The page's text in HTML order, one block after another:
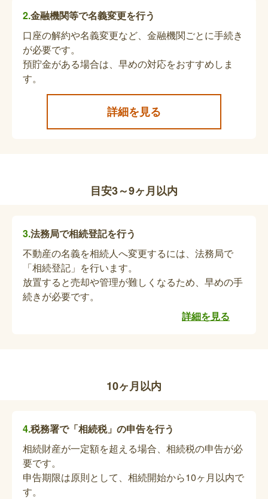
なった場合は、申請取下書を提出してください。
酸素濃縮器利用助成受給者異動届、調査票、
事務手続きに係る届出書の提出
亡くなった方が助成を受けていた場合は、受給者異
動届、調査票、事務手続きに係る届出書を提出して
ください。助成の決定の通知を受けた月から助成金
障害者日常生活用具の申請をしていた方が支給決定
補助犬飼育費等助成の資格喪失届の提出、未
支給助成金の請求
補助犬の飼育に要する費用の一部の助成を受けてい
た場合、資格喪失届の提出をし、喪失日の翌月に属
施設に用意してあります。
児童扶養手当の受給者死亡届の提出（受給者
が亡くなった場合）
金融機関等で名義変更を行う
口座の解約や名義変更など、金融機関ごとに手続き
が必要です。
預貯金がある場合は、早めの対応をおすすめしま
す。
詳細を見る
目安3～9ヶ月以内
法務局で相続登記を行う
不動産の名義を相続人へ変更するには、法務局で
「相続登記」を行います。
放置すると売却や管理が難しくなるため、早めの手
続きが必要です。
詳細を見る
10ヶ月以内
税務署で「相続税」の申告を行う
相続財産が一定額を超える場合、相続税の申告が必
要です。
申告期限は原則として、相続開始から10ヶ月以内で
す。